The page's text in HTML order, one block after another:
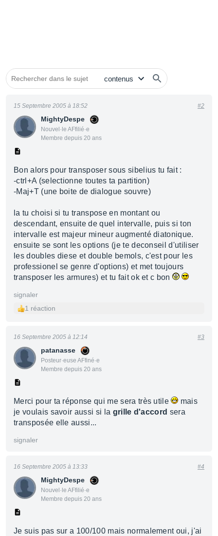
MightyDespe
Nouvel·le AFfilié·e
Membre depuis 20 ans
15 Septembre 2005 à 18:52 #2
Bon alors pour transposer sous sibelius tu fait :
-ctrl+A (selectionne toutes ta partition)
-Maj+T (une boite de dialogue souvre)
la tu choisi si tu transpose en montant ou
descendant, ensuite de quel intervalle, puis si ton
intervalle est majeur mineur augmenté diatonique.
ensuite se sont les options (je te deconseil d'utiliser
les doubles diese et double bemols, c'est pour les
professionel se genre d'options) et met toujours
transposer les armures) et tu fait ok et c bon
signaler
1 réaction
patanasse
Posteur·euse AFfiné·e
Membre depuis 20 ans
16 Septembre 2005 à 12:14 #3
Merci pour ta réponse qui me sera très utile
mais
je voulais savoir aussi si la grille d'accord sera
transposée elle aussi...
signaler
MightyDespe
Nouvel·le AFfilié·e
Membre depuis 20 ans
16 Septembre 2005 à 13:33 #4
Je suis pas sur a 100/100 mais normalement oui, j'ai